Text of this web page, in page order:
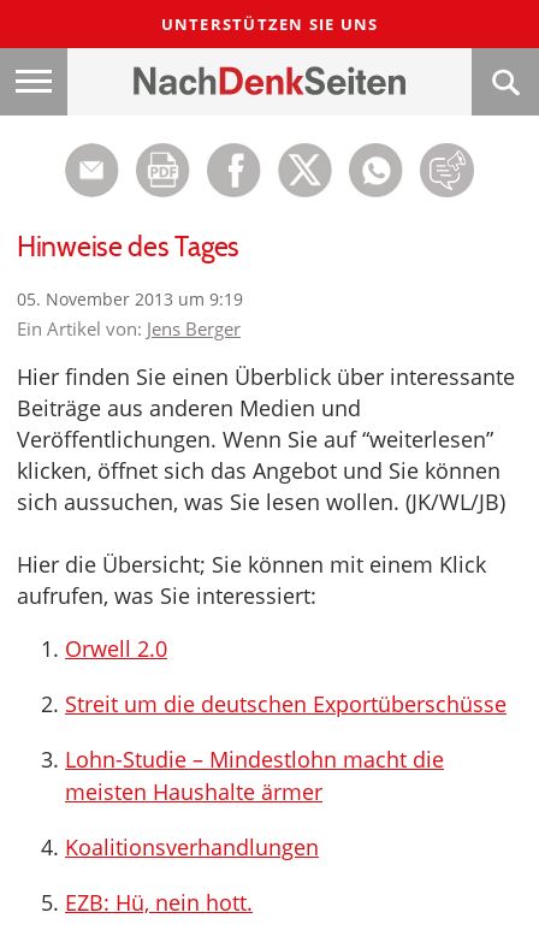
UNTERSTÜTZEN SIE UNS
Hinweise des Tages
05. November 2013 um 9:19
Ein Artikel von: Jens Berger
Hier finden Sie einen Überblick über interessante
Beiträge aus anderen Medien und
Veröffentlichungen. Wenn Sie auf “weiterlesen”
klicken, öffnet sich das Angebot und Sie können
sich aussuchen, was Sie lesen wollen. (JK/WL/JB)
Hier die Übersicht; Sie können mit einem Klick
aufrufen, was Sie interessiert:
Orwell 2.0
Streit um die deutschen Exportüberschüsse
Lohn-Studie – Mindestlohn macht die
meisten Haushalte ärmer
Koalitionsverhandlungen
EZB: Hü, nein hott.